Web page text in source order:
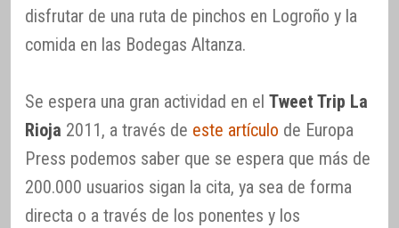
disfrutar de una ruta de pinchos en Logroño y la
comida en las Bodegas Altanza.
Se espera una gran actividad en el Tweet Trip La
Rioja 2011, a través de este artículo de Europa
Press podemos saber que se espera que más de
200.000 usuarios sigan la cita, ya sea de forma
directa o a través de los ponentes y los